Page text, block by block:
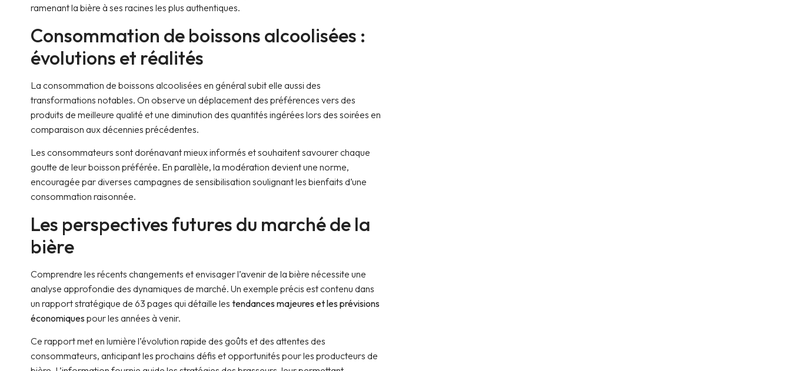
ramenant la bière à ses racines les plus authentiques.
Consommation de boissons alcoolisées :
évolutions et réalités
La consommation de boissons alcoolisées en général subit elle aussi des
transformations notables. On observe un déplacement des préférences vers des
produits de meilleure qualité et une diminution des quantités ingérées lors des soirées en
comparaison aux décennies précédentes.
Les consommateurs sont dorénavant mieux informés et souhaitent savourer chaque
goutte de leur boisson préférée. En parallèle, la modération devient une norme,
encouragée par diverses campagnes de sensibilisation soulignant les bienfaits d’une
consommation raisonnée.
Les perspectives futures du marché de la
bière
Comprendre les récents changements et envisager l’avenir de la bière nécessite une
analyse approfondie des dynamiques de marché. Un exemple précis est contenu dans
un rapport stratégique de 63 pages qui détaille les tendances majeures et les prévisions
économiques pour les années à venir.
Ce rapport met en lumière l’évolution rapide des goûts et des attentes des
consommateurs, anticipant les prochains défis et opportunités pour les producteurs de